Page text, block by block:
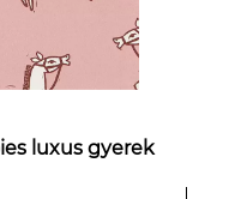
luxus gyerek